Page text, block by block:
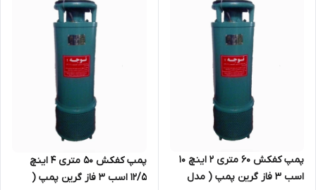
پمپ کفکش ۶۰ متری ۲ اینچ ۱۰
اسب ۳ فاز گرین پمپ ( مدل
پمپ کفکش 50 متری ۴ اینچ
12/5 اسب ۳ فاز گرین پمپ (